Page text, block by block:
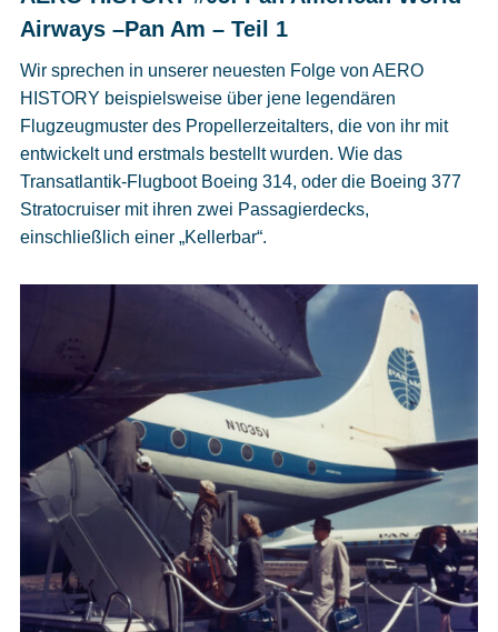
Airways –Pan Am – Teil 1
Wir sprechen in unserer neuesten Folge von AERO
HISTORY beispielsweise über jene legendären
Flugzeugmuster des Propellerzeitalters, die von ihr mit
entwickelt und erstmals bestellt wurden. Wie das
Transatlantik-Flugboot Boeing 314, oder die Boeing 377
Stratocruiser mit ihren zwei Passagierdecks,
einschließlich einer „Kellerbar“.